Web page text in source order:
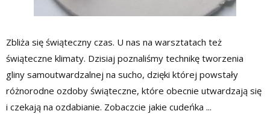
Zbliża się świąteczny czas. U nas na warsztatach też
świąteczne klimaty. Dzisiaj poznaliśmy technikę tworzenia
gliny samoutwardzalnej na sucho, dzięki której powstały
różnorodne ozdoby świąteczne, które obecnie utwardzają się
i czekają na ozdabianie. Zobaczcie jakie cudeńka ...